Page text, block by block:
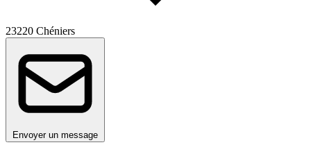
23220 Chéniers
Envoyer un message